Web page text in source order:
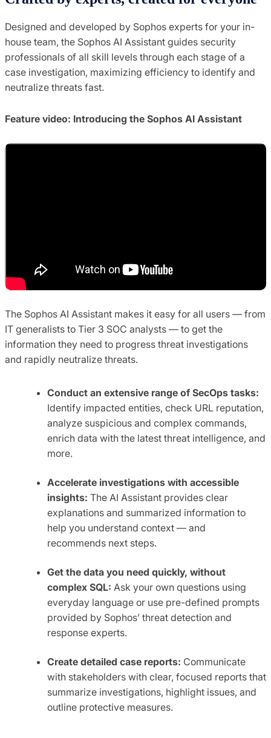
Designed and developed by Sophos experts for your in-
house team, the Sophos AI Assistant guides security
professionals of all skill levels through each stage of a
case investigation, maximizing efficiency to identify and
neutralize threats fast.
Feature video: Introducing the Sophos AI Assistant
The Sophos AI Assistant makes it easy for all users — from
IT generalists to Tier 3 SOC analysts — to get the
information they need to progress threat investigations
and rapidly neutralize threats.
Conduct an extensive range of SecOps tasks:
Identify impacted entities, check URL reputation,
analyze suspicious and complex commands,
enrich data with the latest threat intelligence, and
more.
Accelerate investigations with accessible
insights: The AI Assistant provides clear
explanations and summarized information to
help you understand context — and
recommends next steps.
Get the data you need quickly, without
complex SQL: Ask your own questions using
everyday language or use pre-defined prompts
provided by Sophos’ threat detection and
response experts.
Create detailed case reports: Communicate
with stakeholders with clear, focused reports that
summarize investigations, highlight issues, and
outline protective measures.